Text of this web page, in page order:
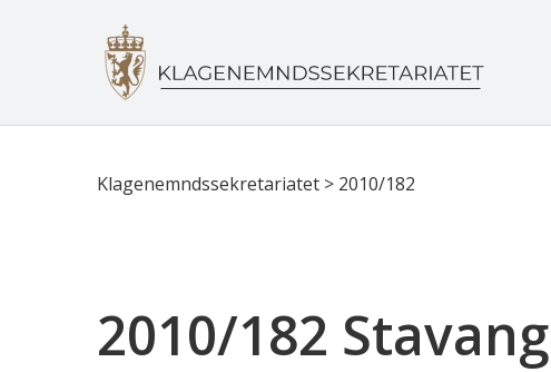
Klagenemndssekretariatet > 2010/182
2010/182